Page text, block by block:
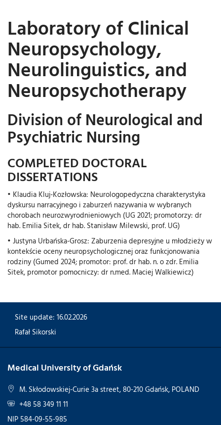
Laboratory of Clinical
Neuropsychology,
Neurolinguistics, and
Neuropsychotherapy
Division of Neurological and
Psychiatric Nursing
COMPLETED DOCTORAL
DISSERTATIONS
• Klaudia Kluj-Kozłowska: Neurologopedyczna charakterystyka
dyskursu narracyjnego i zaburzeń nazywania w wybranych
chorobach neurozwyrodnieniowych (UG 2021; promotorzy: dr
hab. Emilia Sitek, dr hab. Stanisław Milewski, prof. UG)
• Justyna Urbańska-Grosz: Zaburzenia depresyjne u młodzieży w
kontekście oceny neuropsychologicznej oraz funkcjonowania
rodziny (Gumed 2024; promotor: prof. dr hab. n. o zdr. Emilia
Sitek, promotor pomocniczy: dr n.med. Maciej Walkiewicz)
Site update: 16.02.2026
Rafał Sikorski
Medical University of Gdańsk
M. Skłodowskiej-Curie 3a street, 80-210 Gdańsk, POLAND
+48 58 349 11 11
NIP 584-09-55-985